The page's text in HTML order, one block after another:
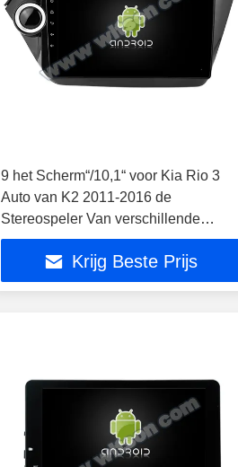
9 het Scherm“/10,1“ voor Kia Rio 3
Auto van K2 2011-2016 de
Stereospeler Van verschillende
media van GPS CarPlay
Krijg Beste Prijs